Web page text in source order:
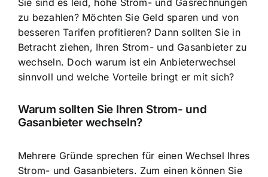
zu bezahlen? Möchten Sie Geld sparen und von
besseren Tarifen profitieren? Dann sollten Sie in
Betracht ziehen, Ihren Strom- und Gasanbieter zu
wechseln. Doch warum ist ein Anbieterwechsel
sinnvoll und welche Vorteile bringt er mit sich?
Warum sollten Sie Ihren Strom- und
Gasanbieter wechseln?
Mehrere Gründe sprechen für einen Wechsel Ihres
Strom- und Gasanbieters. Zum einen können Sie